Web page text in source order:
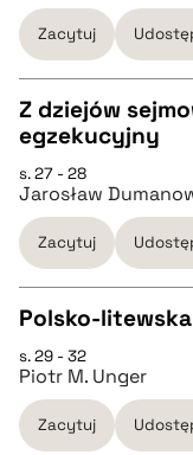
pobierz cytat
BIBTEX
pobierz cytat
Zacytuj
CZYSTY TEKST
pobierz cytat
BIBTEX
pobierz cytat
Z dziejów
egzekucyjny
s. 27 - 28
Jarosław
Zacytuj
CZYSTY TEKST
pobierz cytat
Polsko-
s. 29 - 32
Piotr M. Unger
Zacytuj